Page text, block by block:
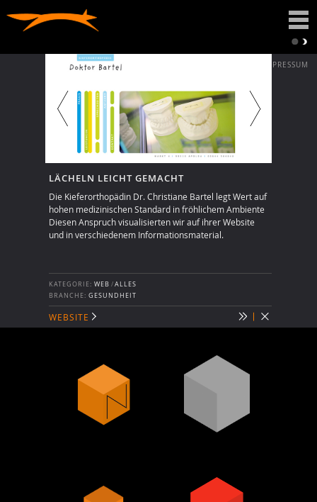
IMPRESSUM
LÄCHELN LEICHT GEMACHT
Die Kieferorthopädin Dr. Christiane Bartel legt Wert auf
hohen medizinischen Standard in fröhlichem Ambiente
Diesen Anspruch visualisierten wir auf ihrer Website
und in verschiedenem Informationsmaterial.
WEBSITE
KATEGORIE: WEB /ALLES
BRANCHE: GESUNDHEIT